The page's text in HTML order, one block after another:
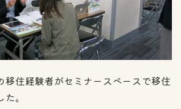
移住経験者がセミナースペースで移住
。